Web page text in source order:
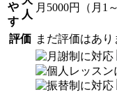
や
す
人
月5000円（月1
評価 まだ評価はあり